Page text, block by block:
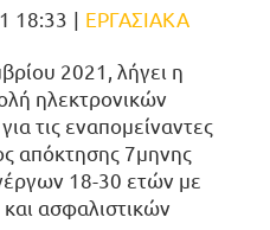
18:33 | ΕΡΓΑΣΙΑΚΑ
2021, λήγει η
ηλεκτρονικών
τις εναπομείναντες
απόκτησης 7μηνης
18-30 ετών με
ασφαλιστικών